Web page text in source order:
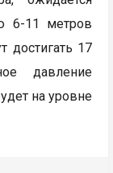
6-11 метров
достигать 17
давление
на уровне